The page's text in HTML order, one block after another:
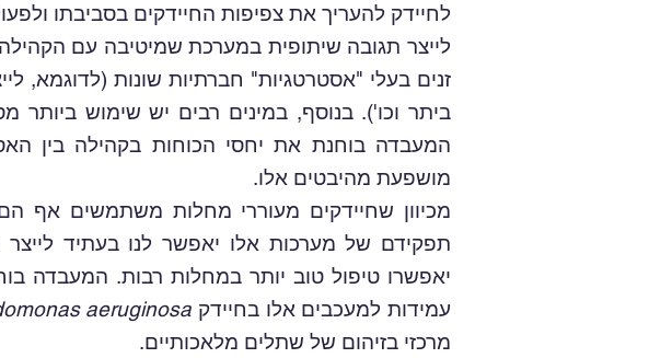
לחיידק להעריך את צפיפות החיידקים בסביבתו
לייצר תגובה שיתופית במערכת שמיטיבה עם
זנים בעלי "אסטרטגיות" חברתיות שונות (לדוגמא,
ביתר וכו'). בנוסף, במינים רבים יש שימוש ביותר
המעבדה בוחנת את יחסי הכוחות בקהילה בין
מושפעת מהיבטים אלו.
מכיוון שחיידקים מעוררי מחלות משתמשים אף
תפקידם של מערכות אלו יאפשר לנו בעתיד
יאפשרו טיפול טוב יותר במחלות רבות. המעבדה
עמידות למעכבים אלו בחיידק aeruginosa
מרכזי בזיהום של שתלים מלאכותיים.